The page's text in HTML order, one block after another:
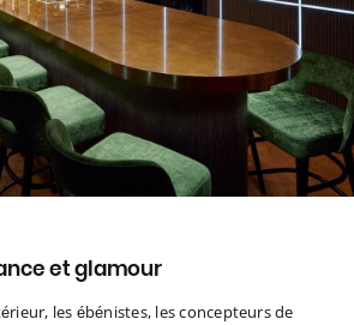
et glamour
les ébénistes, les concepteurs de